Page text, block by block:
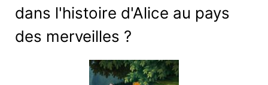
dans l'histoire d'Alice au pays
des merveilles ?